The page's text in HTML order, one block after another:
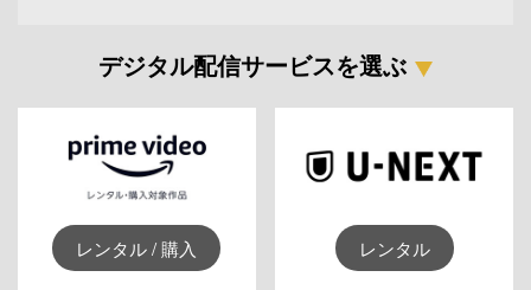
デジタル配信サービスを選ぶ
レンタル / 購入 レンタル